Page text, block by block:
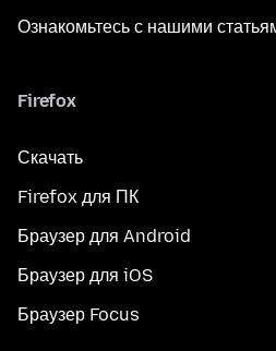
Ознакомьтесь с нашими
Firefox
Скачать
Firefox для ПК
Браузер для Android
Браузер для iOS
Браузер Focus